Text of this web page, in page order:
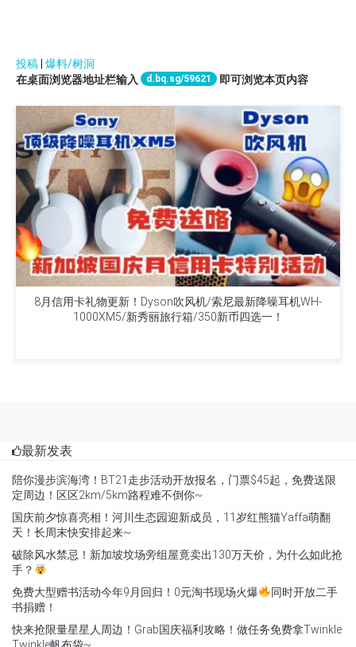
投稿 爆料/树洞
在桌面浏览器地址栏输入
d.bq.sg/59621 即可浏览本页内容
8月信用卡礼物更新！Dyson吹风机/索尼最新降噪耳机WH-
1000XM5/新秀丽旅行箱/350新币四选一！
最新发表
陪你漫步滨海湾！BT21走步活动开放报名，门票$45起，免费送限
定周边！区区2km/5km路程难不倒你~
国庆前夕惊喜亮相！河川生态园迎新成员，11岁红熊猫Yaffa萌翻
天！长周末快安排起来~
破除风水禁忌！新加坡坟场旁组屋竟卖出130万天价，为什么如此抢
手？
免费大型赠书活动今年9月回归！0元淘书现场火爆
同时开放二手
书捐赠！
快来抢限量星星人周边！Grab国庆福利攻略！做任务免费拿Twinkle